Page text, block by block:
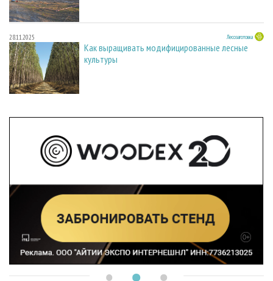
28.11.2025 Лесозаготовка
Как выращивать модифицированные лесные
культуры